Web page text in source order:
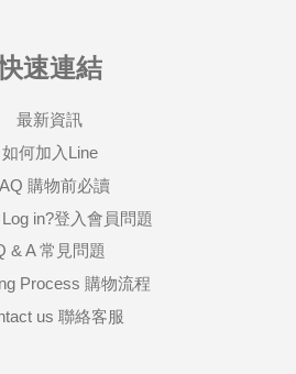
速連結
最新資訊
如何加入Line
購物前必讀
in?登入會員問題
& A 常見問題
Process 購物流程
us 聯絡客服